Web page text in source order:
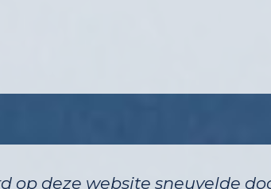
op deze website sneuvelde